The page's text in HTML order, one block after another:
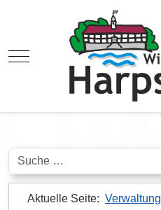
Mobile Menu Toggle
Suchen
Aktuelle Seite: Verwaltung